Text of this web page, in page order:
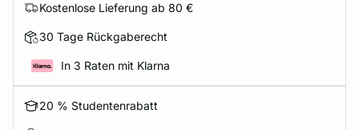
Kostenlose Lieferung ab 80 €
30 Tage Rückgaberecht
In 3 Raten mit Klarna
20 % Studentenrabatt